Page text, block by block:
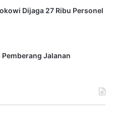
Dijaga 27 Ribu Personel
Pemberang Jalanan